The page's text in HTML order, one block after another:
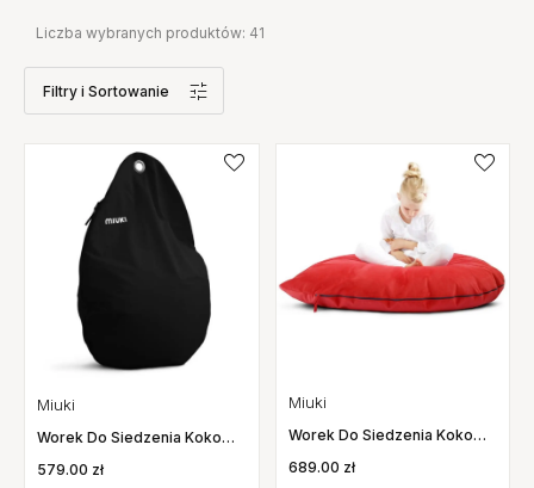
Liczba wybranych produktów: 41
Filtry i Sortowanie
Miuki
Worek Do Siedzenia Koko
579.00 zł
Miuki
Worek Do Siedzenia Koko
689.00 zł